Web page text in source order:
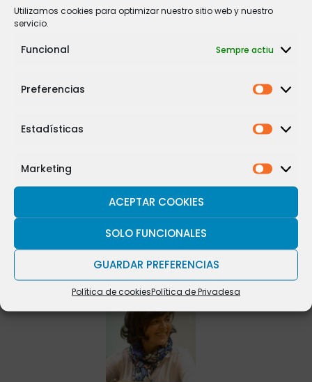
Utilizamos cookies para optimizar nuestro sitio web y nuestro
servicio.
Funcional Sempre actiu
Preferencias
Estadísticas
Marketing
ACEPTAR COOKIES
SOLO FUNCIONALES
GUARDAR PREFERENCIAS
Política de cookiesPolítica de Privadesa